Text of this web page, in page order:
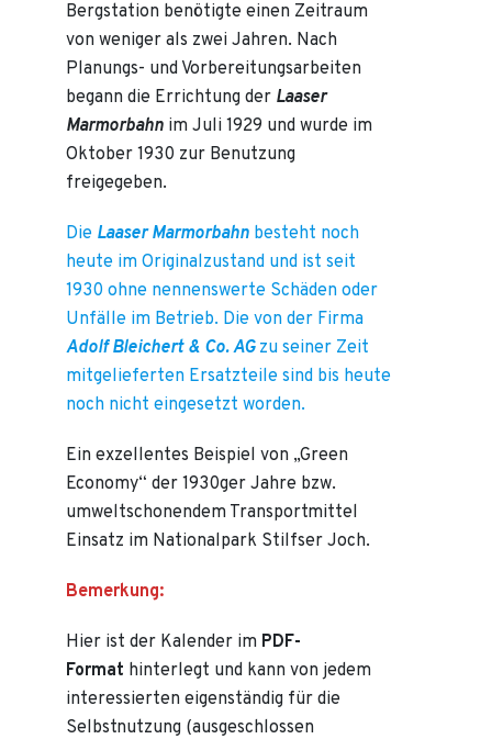
Bergstation benötigte einen Zeitraum
von weniger als zwei Jahren. Nach
Planungs- und Vorbereitungsarbeiten
begann die Errichtung der Laaser
Marmorbahn im Juli 1929 und wurde im
Oktober 1930 zur Benutzung
freigegeben.
Die Laaser Marmorbahn besteht noch
heute im Originalzustand und ist seit
1930 ohne nennenswerte Schäden oder
Unfälle im Betrieb. Die von der Firma
Adolf Bleichert & Co. AGzu seiner Zeit
mitgelieferten Ersatzteile sind bis heute
noch nicht eingesetzt worden.
Ein exzellentes Beispiel von „Green
Economy“ der 1930ger Jahre bzw.
umweltschonendem Transportmittel
Einsatz im Nationalpark Stilfser Joch.
Bemerkung:
Hier ist der Kalender im PDF-
Format hinterlegt und kann von jedem
interessierten eigenständig für die
Selbstnutzung (ausgeschlossen